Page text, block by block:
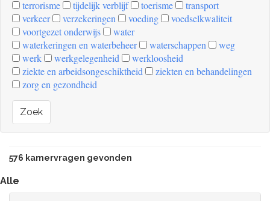
terrorisme
tijdelijk verblijf toerisme
transport
verkeer
verzekeringen voeding
voedselkwaliteit
voortgezet onderwijs
water
waterkeringen en waterbeheer
waterschappen
weg
werk
werkgelegenheid
werkloosheid
ziekte en arbeidsongeschiktheid
ziekten en behandelingen
zorg en gezondheid
Zoek
576 kamervragen gevonden
Alle